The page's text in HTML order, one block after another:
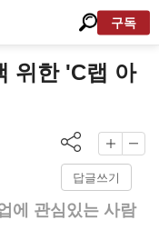
구독
위한 'C랩 아
답글쓰기
에 관심있는 사람